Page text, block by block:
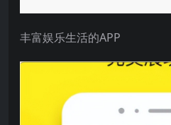
丰富娱乐生活的APP